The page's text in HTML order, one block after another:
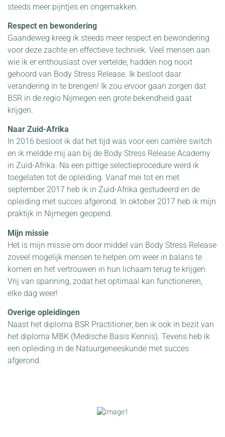
steeds meer pijntjes en ongemakken.
Respect en bewondering
Gaandeweg kreeg ik steeds meer respect en bewondering
voor deze zachte en effectieve techniek. Veel mensen aan
wie ik er enthousiast over vertelde, hadden nog nooit
gehoord van Body Stress Release. Ik besloot daar
verandering in te brengen! Ik zou ervoor gaan zorgen dat
BSR in de regio Nijmegen een grote bekendheid gaat
krijgen.
Naar Zuid-Afrika
In 2016 besloot ik dat het tijd was voor een carrière switch
en ik meldde mij aan bij de Body Stress Release Academy
in Zuid-Afrika. Na een pittige selectieprocedure werd ik
toegelaten tot de opleiding. Vanaf mei tot en met
september 2017 heb ik in Zuid-Afrika gestudeerd en de
opleiding met succes afgerond. In oktober 2017 heb ik mijn
praktijk in Nijmegen geopend.
Mijn missie
Het is mijn missie om door middel van Body Stress Release
zoveel mogelijk mensen te helpen om weer in balans te
komen en het vertrouwen in hun lichaam terug te krijgen.
Vrij van spanning, zodat het optimaal kan functioneren,
elke dag weer!
Overige opleidingen
Naast het diploma BSR Practitioner, ben ik ook in bezit van
het diploma MBK (Medische Basis Kennis). Tevens heb ik
een opleiding in de Natuurgeneeskunde met succes
afgerond.